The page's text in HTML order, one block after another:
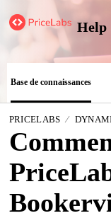
Help
Base de connaissances
PRICELABS